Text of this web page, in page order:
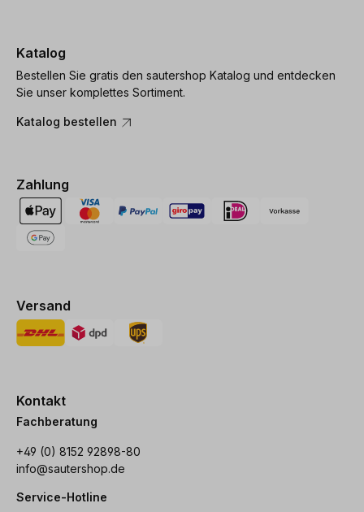
Katalog
Bestellen Sie gratis den sautershop Katalog und entdecken
Sie unser komplettes Sortiment.
Katalog bestellen
Zahlung
Versand
Kontakt
Fachberatung
+49 (0) 8152 92898-80
info@sautershop.de
Service-Hotline